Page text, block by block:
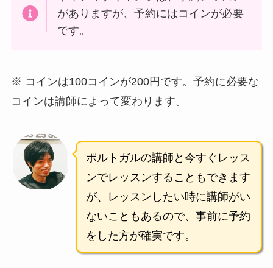
がありますが、予約にはコインが必要
です。
※ コインは100コインが200円です。予約に必要な
コインは講師によって変わります。
ポルトガルの講師と今すぐレッス
ンでレッスンすることもできます
が、レッスンしたい時に講師がい
ないこともあるので、事前に予約
をした方が確実です。